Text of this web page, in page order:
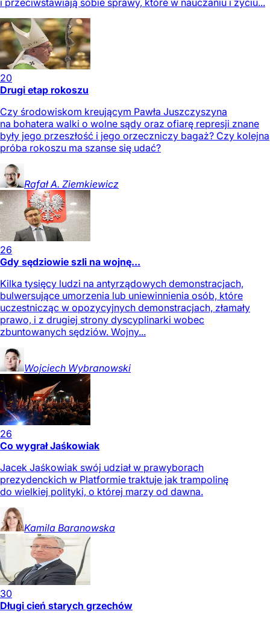
20
Drugi etap rokoszu
Czy środowiskom kreującym Pawła Juszczyszyna
na bohatera walki o wolne sądy oraz ofiarę represji znane
były jego przeszłość i jego orzeczniczy bagaż? Czy kolejna
próba rokoszu ma szanse się udać?
Rafał A. Ziemkiewicz
26
Gdy sędziowie szli na wojnę...
Kilka tysięcy ludzi na antyrządowych demonstracjach,
bulwersujące umorzenia lub uniewinnienia osób, które
uczestnicząc w opozycyjnych demonstracjach, złamały
prawo, i z drugiej strony dyscyplinarki wobec
zbuntowanych sędziów. Wojny...
Wojciech Wybranowski
26
Co wygrał Jaśkowiak
Jacek Jaśkowiak swój udział w prawyborach
prezydenckich w Platformie traktuje jak trampolinę
do wielkiej polityki, o której marzy od dawna.
Kamila Baranowska
30
Długi cień starych grzechów